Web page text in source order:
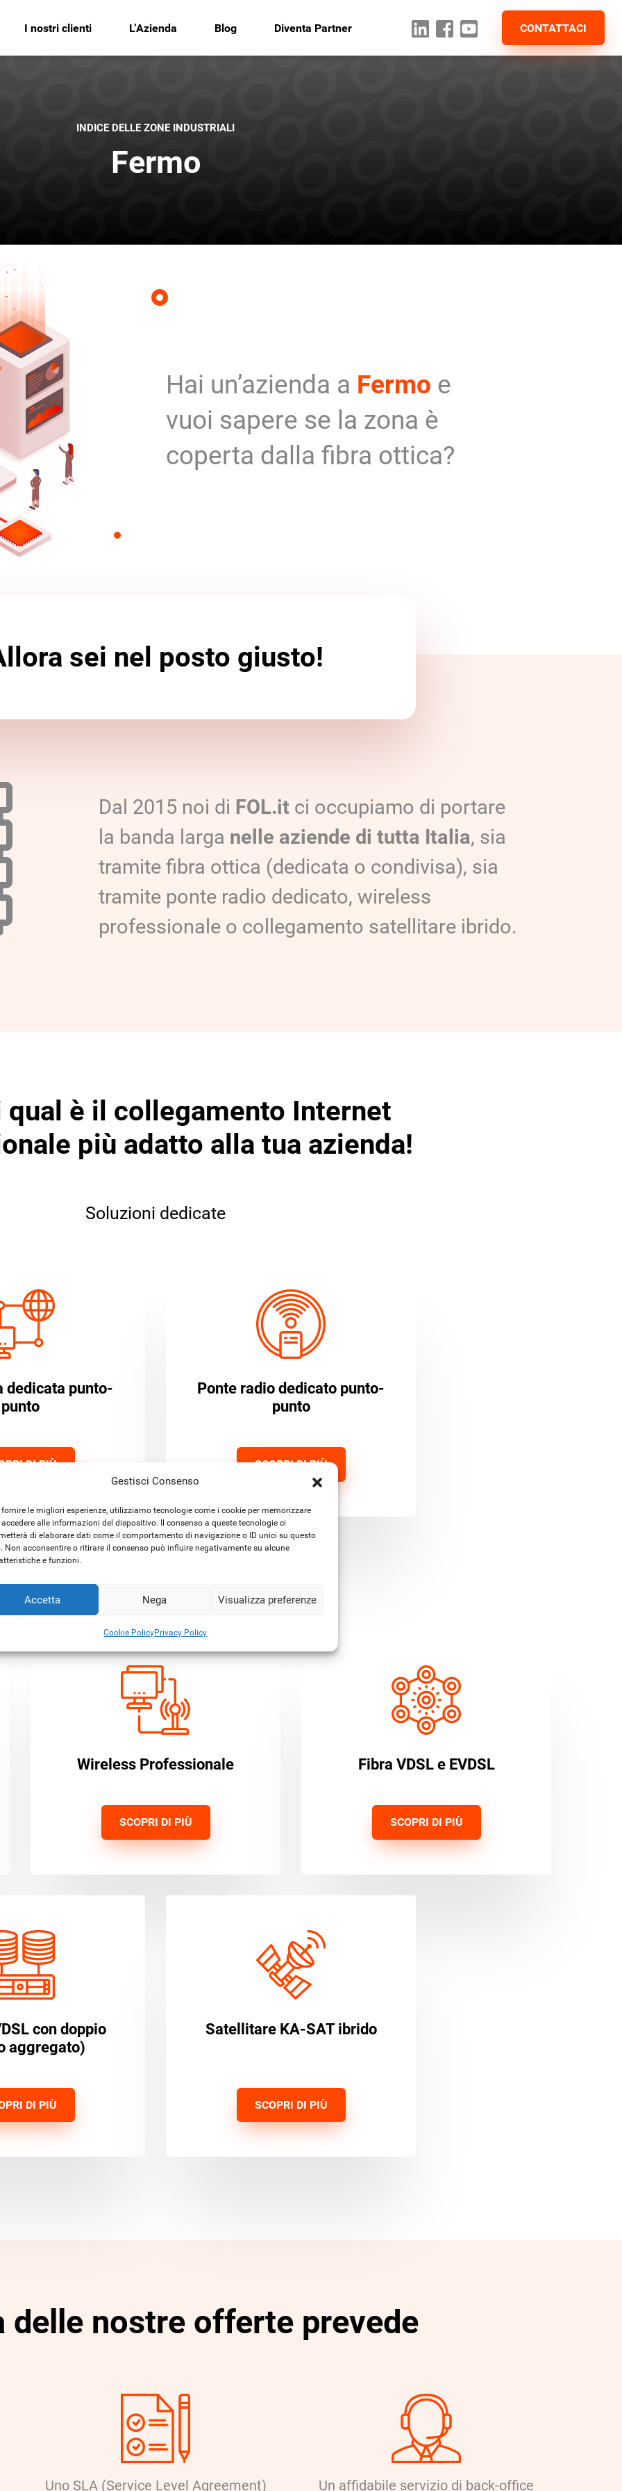
Gestisci Consenso
fornire le migliori esperienze, utilizziamo tecnologie come i cookie per memorizzare
alle informazioni del dispositivo. Il consenso a queste tecnologie ci
di elaborare dati come il comportamento di navigazione o ID unici su questo
Non acconsentire o ritirare il consenso può influire negativamente su alcune
e funzioni.
Accetta Nega Visualizza preferenze
Cookie PolicyPrivacy Policy
I nostri clienti L’Azienda Blog Diventa Partner CONTATTACI
INDICE DELLE ZONE INDUSTRIALI
Fermo
Hai un’azienda a Fermo e
vuoi sapere se la zona è
coperta dalla fibra ottica?
sei nel posto giusto!
Dal 2015 noi di FOL.itci occupiamo di portare
la banda larga nelle aziende di tutta Italia, sia
tramite fibra ottica (dedicata o condivisa), sia
tramite ponte radio dedicato, wireless
professionale o collegamento satellitare ibrido.
qual è il collegamento Internet
più adatto alla tua azienda!
Soluzioni dedicate
dedicata punto-
punto
DI PIÙ
Ponte radio dedicato punto-
punto
SCOPRI DI PIÙ
Soluzioni condivise
Wireless Professionale
SCOPRI DI PIÙ
Fibra VDSL e EVDSL
SCOPRI DI PIÙ
con doppio
aggregato)
DI PIÙ
Satellitare KA-SAT ibrido
SCOPRI DI PIÙ
delle nostre offerte prevede
Uno SLA (Service Level Agreement) Un affidabile servizio di back-office